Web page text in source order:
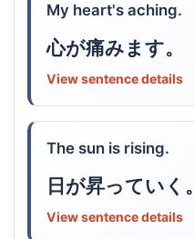
My heart's aching.
心が痛みます。
View sentence details
The sun is rising.
日が昇っていく。
View sentence details